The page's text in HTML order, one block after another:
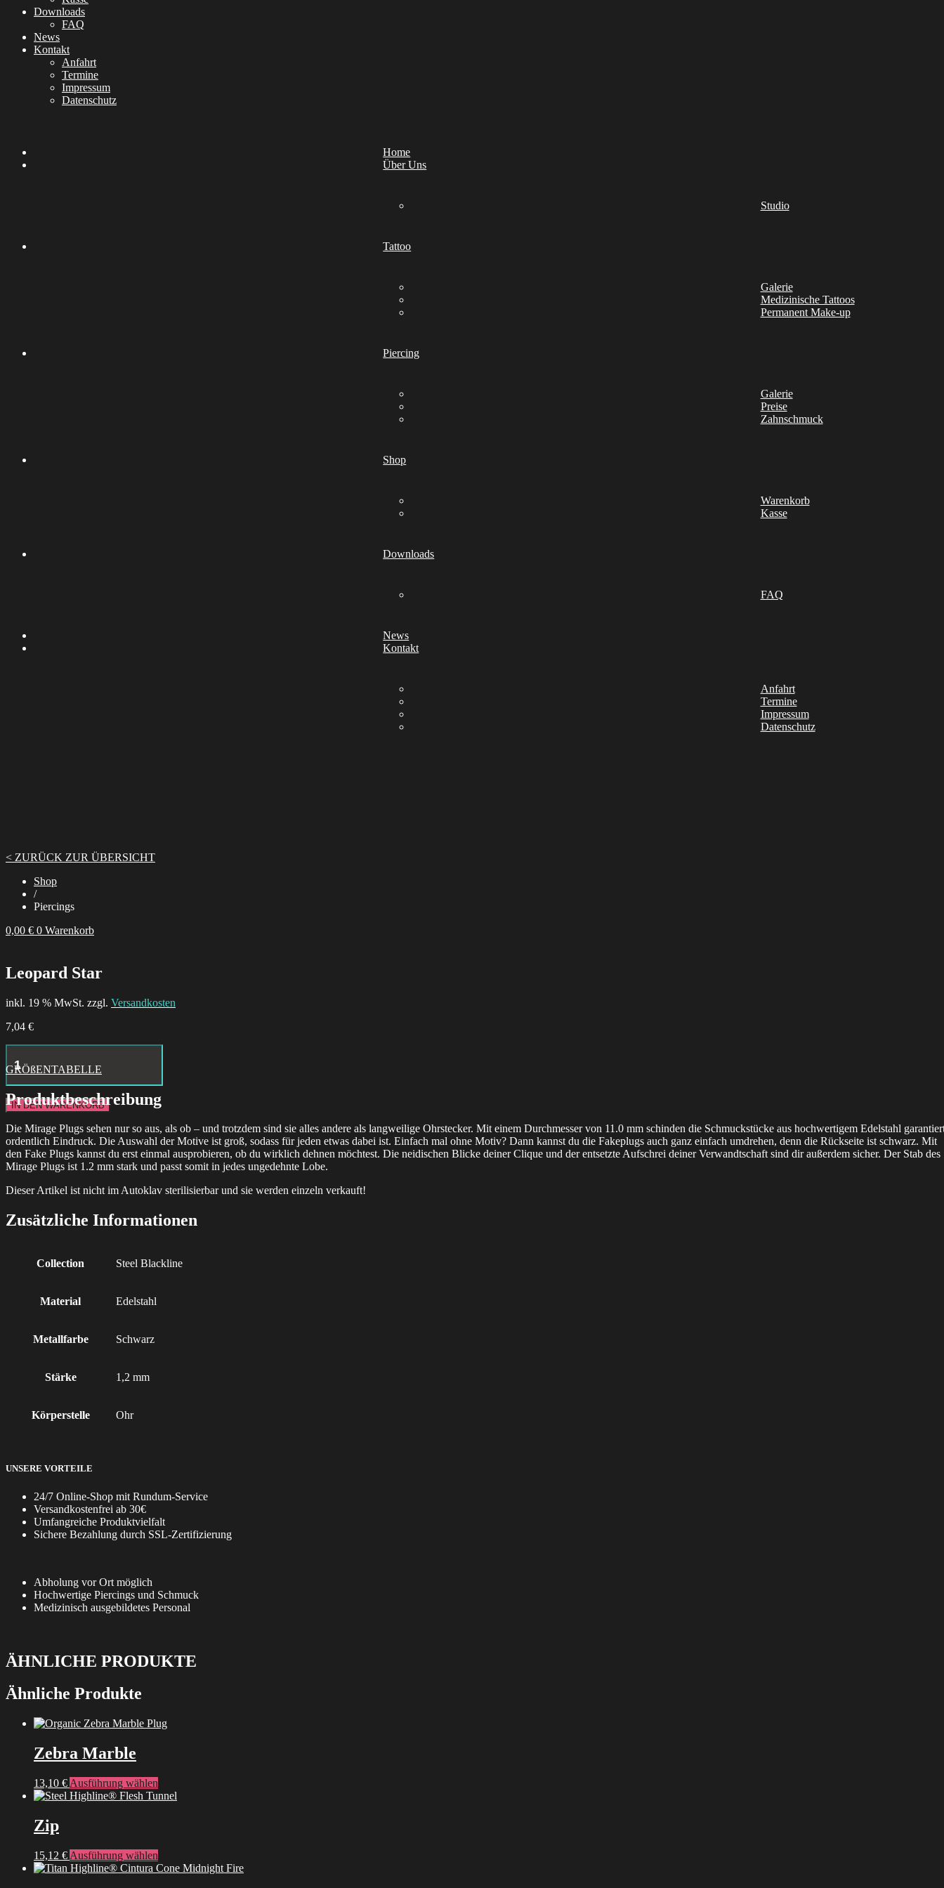
Downloads
FAQ
News
Kontakt
Anfahrt
Termine
Impressum
Datenschutz
Home
Über Uns
Studio
Tattoo
Galerie
Medizinische Tattoos
Permanent Make-up
Piercing
Galerie
Preise
Zahnschmuck
Shop
Warenkorb
Kasse
Downloads
FAQ
News
Kontakt
Anfahrt
Termine
Impressum
Datenschutz
< ZURÜCK ZUR ÜBERSICHT
Shop
/
Piercings
0,00 € 0 Warenkorb
Leopard Star
inkl. 19 % MwSt. zzgl. Versandkosten
7,04 €
Hustle
Butter
Deluxe
Tattoo
Aftercare
24x
Box
Menge
IN DEN WARENKORB
GRÖßENTABELLE
Produktbeschreibung
Die Mirage Plugs sehen nur so aus, als ob – und trotzdem sind sie alles andere als langweilige Ohrstecker. Mit einem Durchmesser von 11.0 mm schinden die Schmuckstücke aus hochwertigem Edelstahl
ordentlich Eindruck. Die Auswahl der Motive ist groß, sodass für jeden etwas dabei ist. Einfach mal ohne Motiv? Dann kannst du die Fakeplugs auch ganz einfach umdrehen, denn die Rückseite ist schwarz. Mit
den Fake Plugs kannst du erst einmal ausprobieren, ob du wirklich dehnen möchtest. Die neidischen Blicke deiner Clique und der entsetzte Aufschrei deiner Verwandtschaft sind dir außerdem sicher. Der Stab des
Mirage Plugs ist 1.2 mm stark und passt somit in jedes ungedehnte Lobe.
Dieser Artikel ist nicht im Autoklav sterilisierbar und sie werden einzeln verkauft!
Zusätzliche Informationen
Collection Steel Blackline
Material Edelstahl
Metallfarbe Schwarz
Stärke 1,2 mm
Körperstelle Ohr
UNSERE VORTEILE
24/7 Online-Shop mit Rundum-Service
Versandkostenfrei ab 30€
Umfangreiche Produktvielfalt
Sichere Bezahlung durch SSL-Zertifizierung
Abholung vor Ort möglich
Hochwertige Piercings und Schmuck
Medizinisch ausgebildetes Personal
ÄHNLICHE PRODUKTE
Ähnliche Produkte
Zebra Marble
13,10 € Ausführung wählen
Produkt
Die
Optionen
Zip
15,12 € Ausführung wählen
Produkt